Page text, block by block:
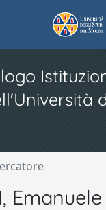
Emanuele